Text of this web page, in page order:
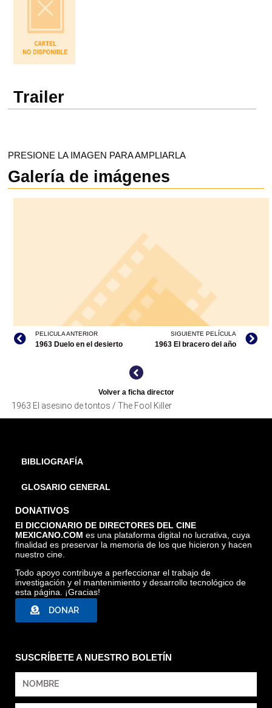
Trailer
PRESIONE LA IMAGEN PARA AMPLIARLA
Galería de imágenes
PELICULA ANTERIOR
1963 Duelo en el desierto
SIGUIENTE PELÍCULA
1963 El bracero del año
Volver a ficha director
1963 El asesino de tontos / The Fool Killer
BIBLIOGRAFÍA
GLOSARIO GENERAL
DONATIVOS
El DICCIONARIO DE DIRECTORES DEL CINE
MEXICANO.COM es una plataforma digital no lucrativa, cuya
finalidad es preservar la memoria de los que hicieron y hacen
nuestro cine.
Todo apoyo contribuye a perfeccionar el trabajo de
investigación y el mantenimiento y desarrollo tecnológico de
esta página. ¡Gracias!
DONAR
SUSCRÍBETE A NUESTRO BOLETÍN